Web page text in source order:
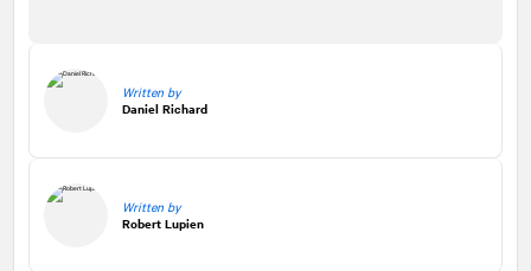
Written by
Daniel Richard
Written by
Robert Lupien